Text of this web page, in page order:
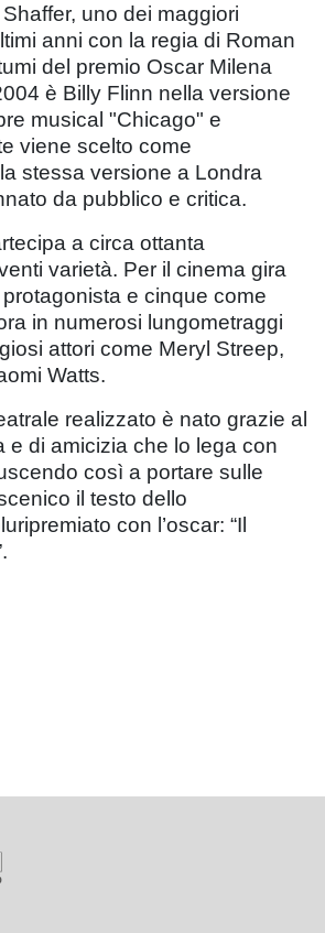
Shaffer, uno dei maggiori
anni con la regia di Roman
del premio Oscar Milena
è Billy Flinn nella versione
musical "Chicago" e
viene scelto come
stessa versione a Londra
da pubblico e critica.
a circa ottanta
varietà. Per il cinema gira
e cinque come
in numerosi lungometraggi
attori come Meryl Streep,
Watts.
realizzato è nato grazie al
e di amicizia che lo lega con
così a portare sulle
il testo dello
con l’oscar: “Il